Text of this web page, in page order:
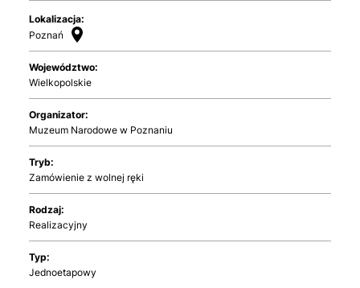
Lokalizacja:
Poznań
Województwo:
Wielkopolskie
Organizator:
Muzeum Narodowe w Poznaniu
Tryb:
Zamówienie z wolnej ręki
Rodzaj:
Realizacyjny
Typ:
Jednoetapowy